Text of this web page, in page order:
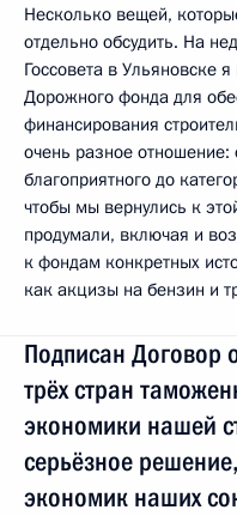
Несколько вещей,
отдельно обсудить. На
Госсовета в Ульяновске
Дорожного фонда для
финансирования
очень разное отношение:
благоприятного до
чтобы мы вернулись к
продумали, включая и
к фондам конкретных
как акцизы на бензин и
Подписан Договор
трёх стран
экономики нашей
серьёзное
экономик наших